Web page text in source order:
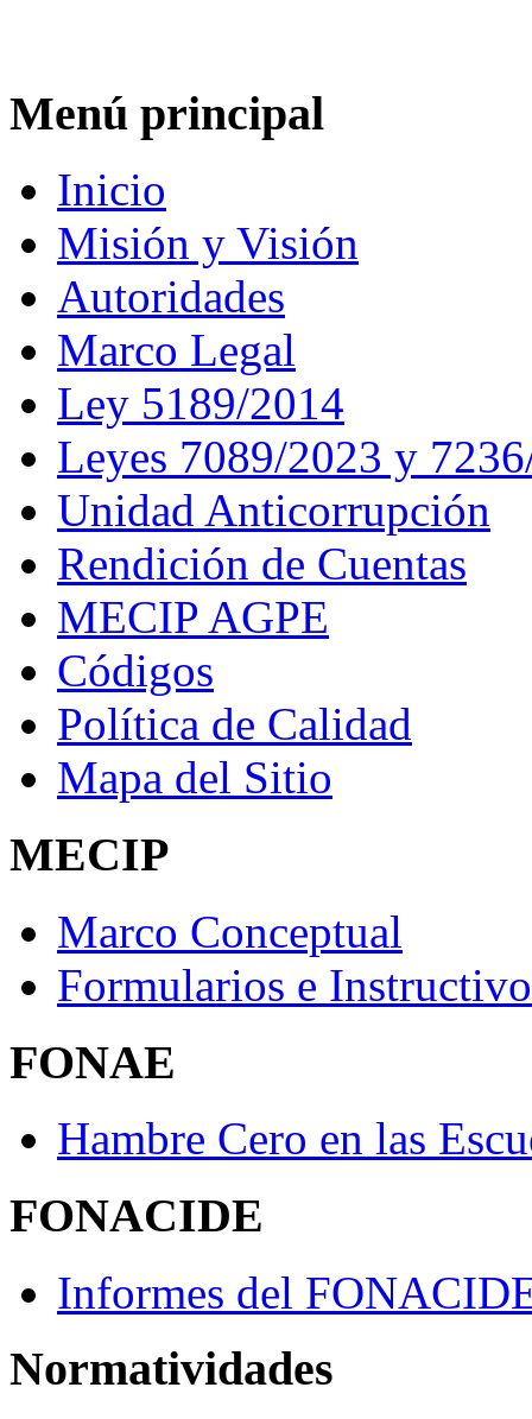
Menú principal
Inicio
Misión y Visión
Autoridades
Marco Legal
Ley 5189/2014
Leyes 7089/2023 y
Unidad Anticorrupción
Rendición de Cuentas
MECIP AGPE
Códigos
Política de Calidad
Mapa del Sitio
MECIP
Marco Conceptual
Formularios e
FONAE
Hambre Cero en las
FONACIDE
Informes del
Normatividades